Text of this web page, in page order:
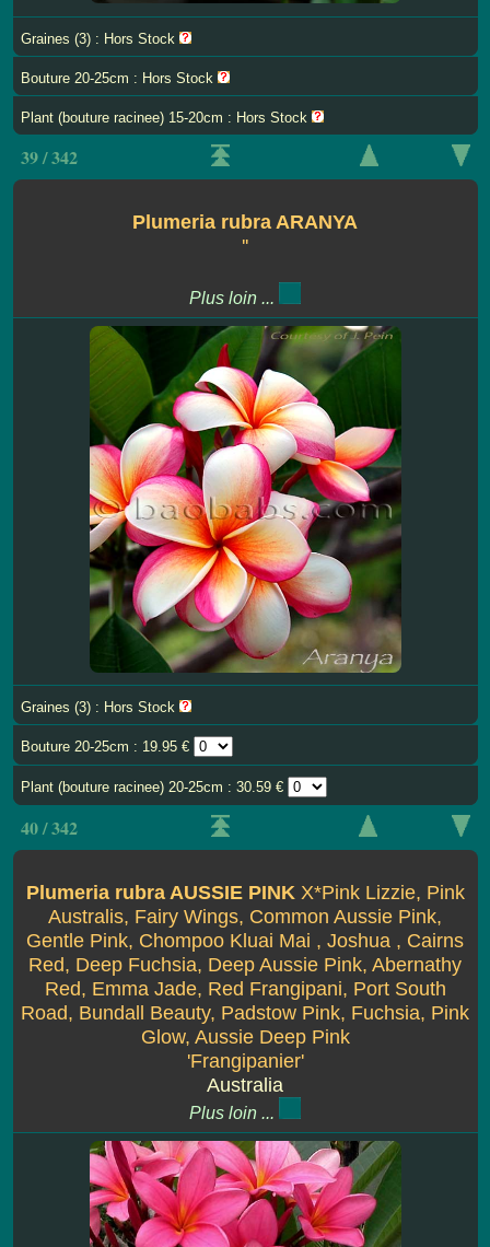
Graines (3) : Hors Stock
Bouture 20-25cm : Hors Stock
Plant (bouture racinee) 15-20cm : Hors Stock
39 / 342
Plumeria rubra ARANYA
''
Plus loin ...
Graines (3) : Hors Stock
Bouture 20-25cm : 19.95 €
Plant (bouture racinee) 20-25cm : 30.59 €
40 / 342
Plumeria rubra AUSSIE PINK X*Pink Lizzie, Pink
Australis, Fairy Wings, Common Aussie Pink,
Gentle Pink, Chompoo Kluai Mai , Joshua , Cairns
Red, Deep Fuchsia, Deep Aussie Pink, Abernathy
Red, Emma Jade, Red Frangipani, Port South
Road, Bundall Beauty, Padstow Pink, Fuchsia, Pink
Glow, Aussie Deep Pink
'Frangipanier'
Australia
Plus loin ...